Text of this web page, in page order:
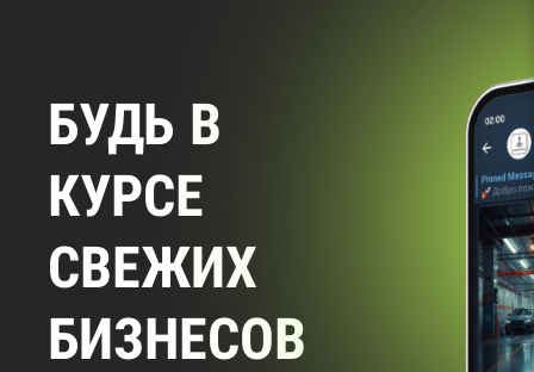
БУДЬ В
КУРСЕ
СВЕЖИХ
БИЗНЕСОВ